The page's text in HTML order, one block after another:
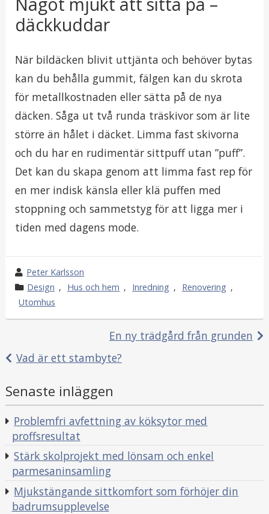
däckkuddar
När bildäcken blivit uttjänta och behöver bytas
kan du behålla gummit, fälgen kan du skrota
för metallkostnaden eller sätta på de nya
däcken. Såga ut två runda träskivor som är lite
större än hålet i däcket. Limma fast skivorna
och du har en rudimentär sittpuff utan ”puff”.
Det kan du skapa genom att limma fast rep för
en mer indisk känsla eller klä puffen med
stoppning och sammetstyg för att ligga mer i
tiden med dagens mode.
w
r
o
t
y
Peter Karlsson
k
a
t
o
i
i
Design , Hus och hem , Inredning , Renovering ,
Utomhus
Inläggsnavigering
En ny trädgård från grunden
Vad är ett stambyte?
Senaste inläggen
Problemfri avfettning av köksytor med
proffsresultat
Stärk skolprojekt med lönsam och enkel
parmesaninsamling
Mjukstängande sittkomfort som förhöjer din
badrumsupplevelse